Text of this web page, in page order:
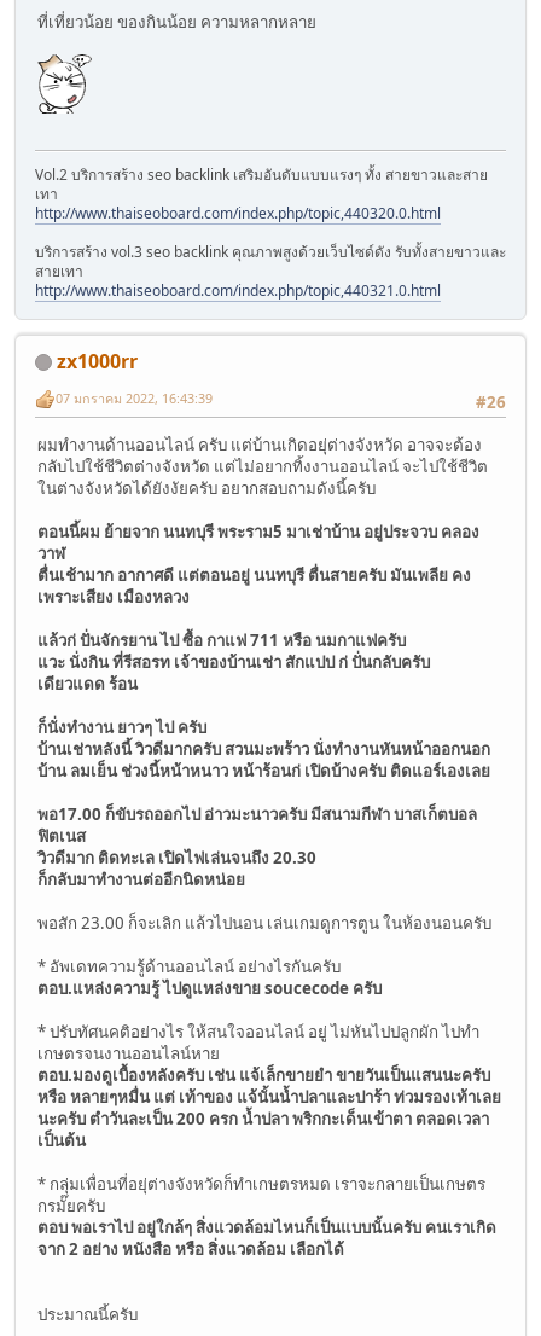
ที่เที่ยวน้อย ของกินน้อย ความหลากหลาย
Vol.2 บริการสร้าง seo backlink เสริมอันดับแบบแรงๆ ทั้ง สายขาวและสาย
เทา
http://www.thaiseoboard.com/index.php/topic,440320.0.html
บริการสร้าง vol.3 seo backlink คุณภาพสูงด้วยเว็บไซด์ดัง รับทั้งสายขาวและ
สายเทา
http://www.thaiseoboard.com/index.php/topic,440321.0.html
zx1000rr
#26
07 มกราคม 2022, 16:43:39
ผมทำงานด้านออนไลน์ ครับ แต่บ้านเกิดอยุ่ต่างจังหวัด อาจจะต้อง
กลับไปใช้ชีวิตต่างจังหวัด แต่ไม่อยากทิ้งงานออนไลน์ จะไปใช้ชีวิต
ในต่างจังหวัดได้ยังงัยครับ อยากสอบถามดังนี้ครับ
ตอนนี้ผม ย้ายจาก นนทบุรี พระราม5 มาเช่าบ้าน อยู่ประจวบ คลอง
วาฬ
ตื่นเช้ามาก อากาศดี แต่ตอนอยู่ นนทบุรี ตื่นสายครับ มันเพลีย คง
เพราะเสียง เมืองหลวง
แล้วก่ ปั่นจักรยาน ไป ซื้อ กาแฟ 711 หรือ นมกาแฟครับ
แวะ นั่งกิน ที่รีสอรท เจ้าของบ้านเช่า สักแปป ก่ ปั่นกลับครับ
เดียวแดด ร้อน
ก็นั่งทำงาน ยาวๆ ไป ครับ
บ้านเช่าหลังนี้ วิวดีมากครับ สวนมะพร้าว นั่งทำงานหันหน้าออกนอก
บ้าน ลมเย็น ช่วงนี้หน้าหนาว หน้าร้อนก่ เปิดบ้างครับ ติดแอร์เองเลย
พอ17.00 ก็ขับรถออกไป อ่าวมะนาวครับ มีสนามกีฬา บาสเก็ตบอล
ฟิตเนส
วิวดีมาก ติดทะเล เปิดไฟเล่นจนถึง 20.30
ก็กลับมาทำงานต่ออีกนิดหน่อย
พอสัก 23.00 ก็จะเลิก แล้วไปนอน เล่นเกมดูการตูน ในห้องนอนครับ
* อัพเดทความรู้ด้านออนไลน์ อย่างไรกันครับ
ตอบ.แหล่งความรู้ ไปดูแหล่งขาย soucecode ครับ
* ปรับทัศนคติอย่างไร ให้สนใจออนไลน์ อยู่ ไม่หันไปปลูกผัก ไปทำ
เกษตรจนงานออนไลน์หาย
ตอบ.มองดูเบื้องหลังครับ เช่น แจ้เล็กขายยำ ขายวันเป็นแสนนะครับ
หรือ หลายๆหมื่น แต่ เท้าของ แจ้นั้นน้ำปลาและปาร้า ท่วมรองเท้าเลย
นะครับ ตำวันละเป็น 200 ครก น้ำปลา พริกกะเด็นเข้าตา ตลอดเวลา
เป็นต้น
* กลุ่มเพื่อนที่อยุ่ต่างจังหวัดก็ทำเกษตรหมด เราจะกลายเป็นเกษตร
กรมั๊ยครับ
ตอบ พอเราไป อยู่ใกล้ๆ สิ่งแวดล้อมไหนก็เป็นแบบนั้นครับ คนเราเกิด
จาก 2 อย่าง หนังสือ หรือ สิ่งแวดล้อม เลือกได้
ประมาณนี้ครับ